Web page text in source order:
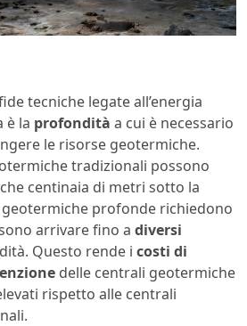
tecniche legate all’energia
è la profondità a cui è necessario
le risorse geotermiche.
tradizionali possono
centinaia di metri sotto la
profonde richiedono
arrivare fino a diversi
Questo rende i costi di
delle centrali geotermiche
rispetto alle centrali